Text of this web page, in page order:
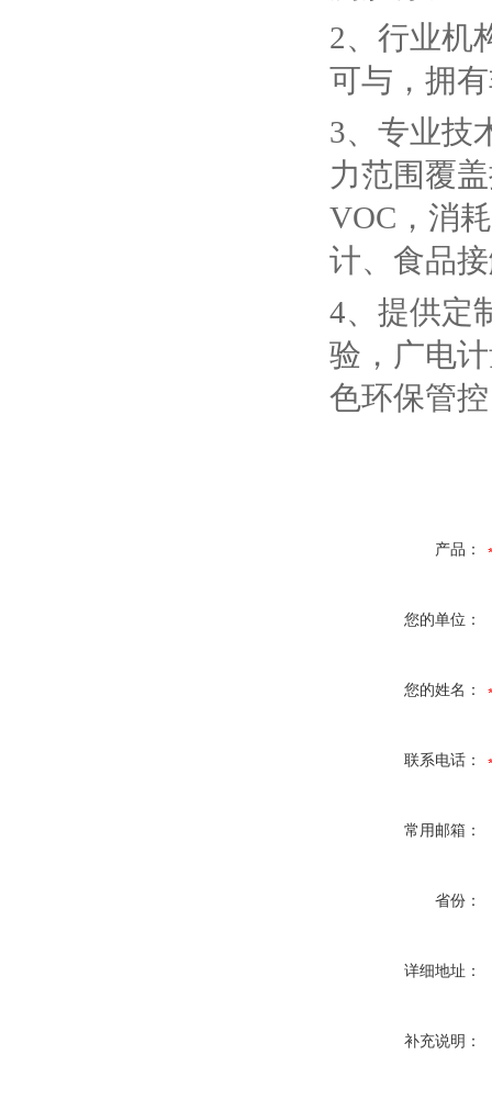
2、行业机
可与，拥
3、专业技
力范围覆
VOC，消
计、食品
4、提供定
验，广电
色环保管
产品：
您的单位：
您的姓名：
联系电话：
常用邮箱：
省份：
详细地址：
补充说明：